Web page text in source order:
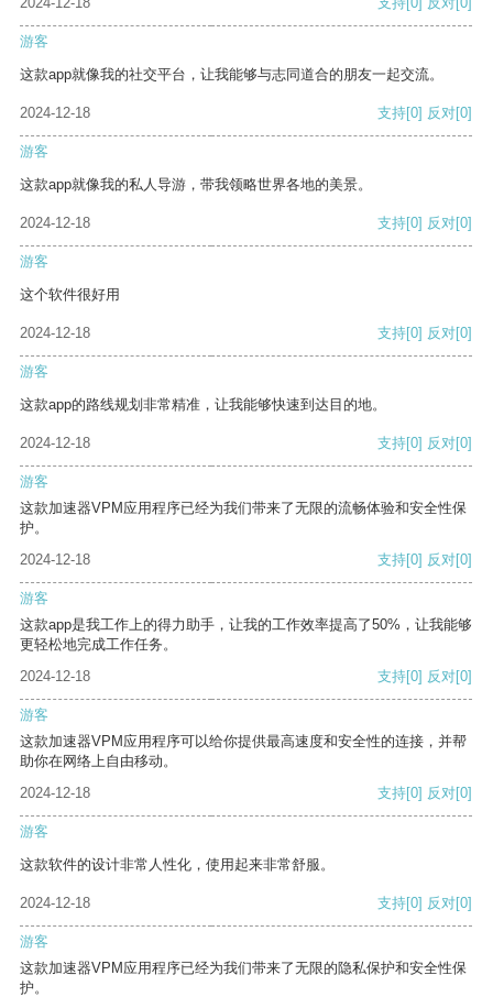
游客
这款app就像我的社交平台，让我能够与志同道合的朋友一起交流。
2024-12-18 支持[0] 反对[0]
游客
这款app就像我的私人导游，带我领略世界各地的美景。
2024-12-18 支持[0] 反对[0]
游客
这个软件很好用
2024-12-18 支持[0] 反对[0]
游客
这款app的路线规划非常精准，让我能够快速到达目的地。
2024-12-18 支持[0] 反对[0]
游客
这款加速器VPM应用程序已经为我们带来了无限的流畅体验和安全性保
护。
2024-12-18
支持[0] 反对[0]
游客
这款app是我工作上的得力助手，让我的工作效率提高了50%，让我能够
更轻松地完成工作任务。
2024-12-18
支持[0] 反对[0]
游客
这款加速器VPM应用程序可以给你提供最高速度和安全性的连接，并帮
助你在网络上自由移动。
2024-12-18
支持[0] 反对[0]
游客
这款软件的设计非常人性化，使用起来非常舒服。
2024-12-18 支持[0] 反对[0]
游客
这款加速器VPM应用程序已经为我们带来了无限的隐私保护和安全性保
护。